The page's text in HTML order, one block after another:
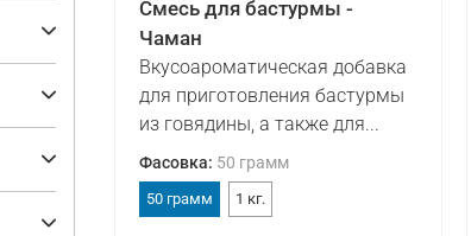
Смесь для бастурмы -
Чаман
Вкусоароматическая добавка
для приготовления бастурмы
из говядины, а также для...
Фасовка: 50 грамм
50 грамм 1 кг.